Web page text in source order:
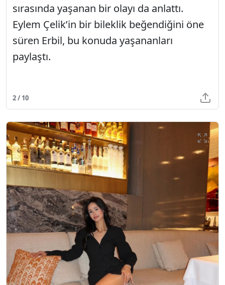
sırasında yaşanan bir olayı da anlattı.
Eylem Çelik’in bir bileklik beğendiğini öne
süren Erbil, bu konuda yaşananları
paylaştı.
2 / 10